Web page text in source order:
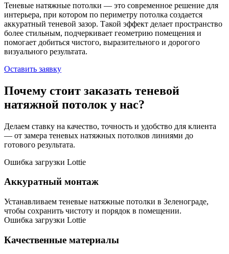
Теневые натяжные потолки — это современное решение для
интерьера, при котором по периметру потолка создается
аккуратный теневой зазор. Такой эффект делает пространство
более стильным, подчеркивает геометрию помещения и
помогает добиться чистого, выразительного и дорогого
визуального результата.
Оставить заявку
Почему стоит заказать теневой
натяжной потолок у нас?
Делаем ставку на качество, точность и удобство для клиента
— от замера теневых натяжных потолков линиями до
готового результата.
Ошибка загрузки Lottie
Аккуратный монтаж
Устанавливаем теневые натяжные потолки в Зеленограде,
чтобы сохранить чистоту и порядок в помещении.
Ошибка загрузки Lottie
Качественные материалы